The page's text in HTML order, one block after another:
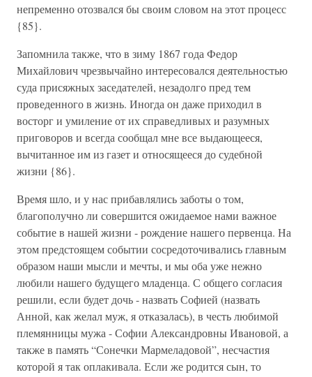
непременно отозвался бы своим словом на этот процесс
{85}.
Запомнила также, что в зиму 1867 года Федор
Михайлович чрезвычайно интересовался деятельностью
суда присяжных заседателей, незадолго пред тем
проведенного в жизнь. Иногда он даже приходил в
восторг и умиление от их справедливых и разумных
приговоров и всегда сообщал мне все выдающееся,
вычитанное им из газет и относящееся до судебной
жизни {86}.
Время шло, и у нас прибавлялись заботы о том,
благополучно ли совершится ожидаемое нами важное
событие в нашей жизни - рождение нашего первенца. На
этом предстоящем событии сосредоточивались главным
образом наши мысли и мечты, и мы оба уже нежно
любили нашего будущего младенца. С общего согласия
решили, если будет дочь - назвать Софией (назвать
Анной, как желал муж, я отказалась), в честь любимой
племянницы мужа - Софии Александровны Ивановой, а
также в память “Сонечки Мармеладовой”, несчастия
которой я так оплакивала. Если же родится сын, то